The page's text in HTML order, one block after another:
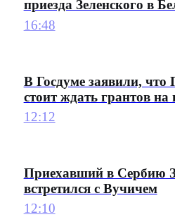
приезда Зеленского в
16:48
В Госдуме заявили,
стоит ждать грантов на
12:12
Приехавший в Сербию
встретился с Вучичем
12:10